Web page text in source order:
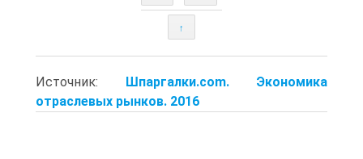
↑
Источник: Шпаргалки.com. Экономика
отраслевых рынков. 2016